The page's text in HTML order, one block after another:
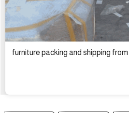
furniture packing and shipping